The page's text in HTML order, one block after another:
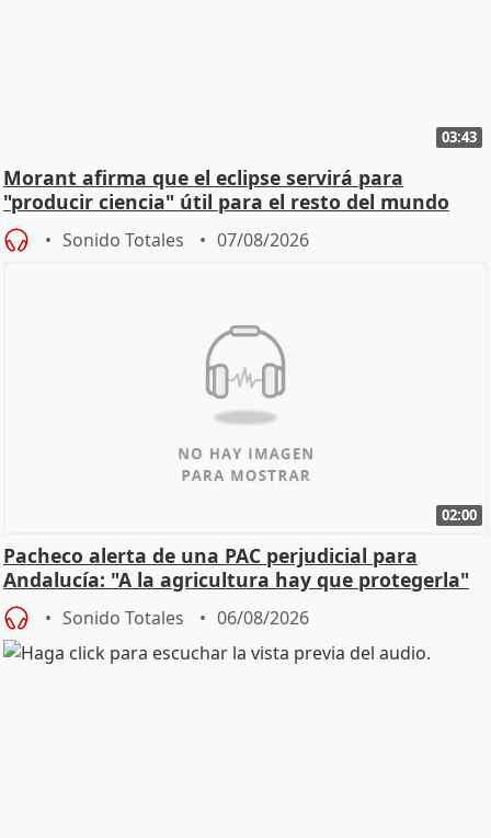
03:43
Morant afirma que el eclipse servirá para
"producir ciencia" útil para el resto del mundo
Sonido Totales 07/08/2026
02:00
Pacheco alerta de una PAC perjudicial para
Andalucía: "A la agricultura hay que protegerla"
Sonido Totales 06/08/2026